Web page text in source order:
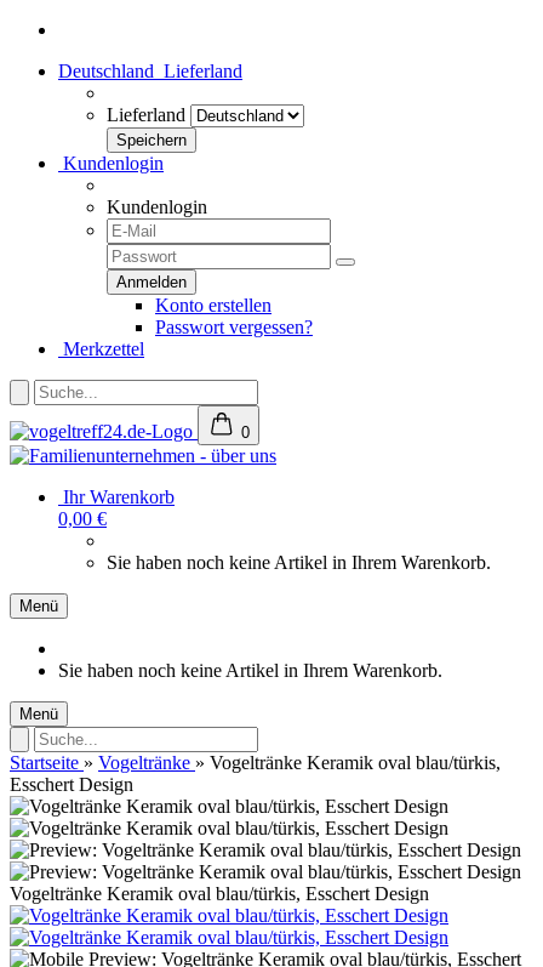
Deutschland Lieferland
Lieferland
Kundenlogin
Kundenlogin
Konto erstellen
Passwort vergessen?
Merkzettel
0
Ihr Warenkorb
0,00 €
Sie haben noch keine Artikel in Ihrem Warenkorb.
Menü
Sie haben noch keine Artikel in Ihrem Warenkorb.
Menü
Startseite » Vogeltränke » Vogeltränke Keramik oval blau/türkis,
Esschert Design
Vogeltränke Keramik oval blau/türkis, Esschert Design